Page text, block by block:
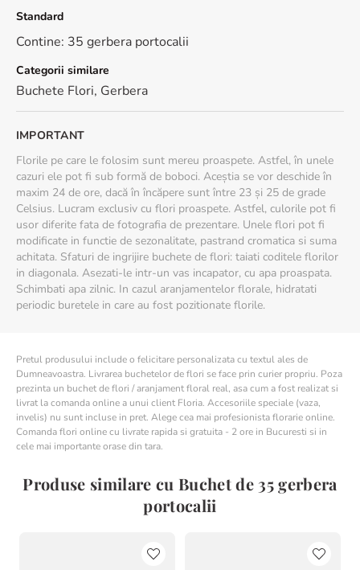
Standard
Contine: 35 gerbera portocalii
Categorii similare
Buchete Flori, Gerbera
IMPORTANT
Florile pe care le folosim sunt mereu proaspete. Astfel, în unele
cazuri ele pot fi sub formă de boboci. Aceștia se vor deschide în
maxim 24 de ore, dacă în încăpere sunt între 23 și 25 de grade
Celsius. Lucram exclusiv cu flori proaspete. Astfel, culorile pot fi
usor diferite fata de fotografia de prezentare. Unele flori pot fi
modificate in functie de sezonalitate, pastrand cromatica si suma
achitata. Sfaturi de ingrijire buchete de flori: taiati coditele florilor
in diagonala. Asezati-le intr-un vas incapator, cu apa proaspata.
Schimbati apa zilnic. In cazul aranjamentelor florale, hidratati
periodic buretele in care au fost pozitionate florile.
Pretul produsului include o felicitare personalizata cu textul ales de
Dumneavoastra. Livrarea buchetelor de flori se face prin curier propriu. Poza
prezinta un buchet de flori / aranjament floral real, asa cum a fost realizat si
livrat la comanda online a unui client Floria. Accesoriile speciale (vaza,
invelis) nu sunt incluse in pret. Alege cea mai profesionista florarie online.
Comanda flori online cu livrate rapida si gratuita - 2 ore in Bucuresti si in
cele mai importante orase din tara.
Produse similare cu Buchet de 35 gerbera
portocalii